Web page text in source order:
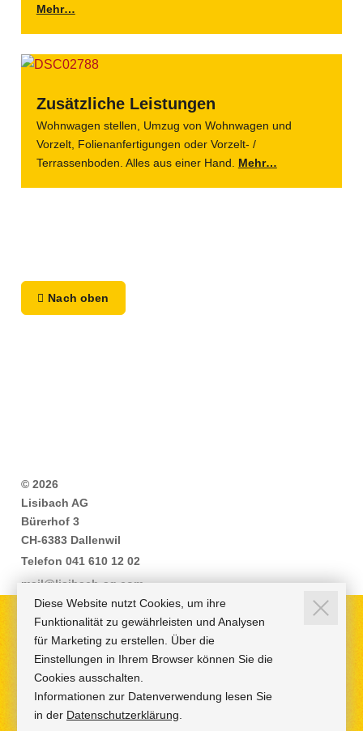
Mehr…
Zusätzliche Leistungen
Wohnwagen stellen, Umzug von Wohnwagen und
Vorzelt, Folienanfertigungen oder Vorzelt- /
Terrassenboden. Alles aus einer Hand. Mehr…
Nach oben
© 2026
Lisibach AG
Bürerhof 3
CH-6383 Dallenwil
Telefon 041 610 12 02
mail@lisibach-ag.com
Nutzungsbestimmungen
Datenschutzerklärung
Impressum
Diese Website nutzt Cookies, um ihre
Funktionalität zu gewährleisten und Analysen
für Marketing zu erstellen. Über die
Einstellungen in Ihrem Browser können Sie die
Cookies ausschalten.
Informationen zur Datenverwendung lesen Sie
in der Datenschutzerklärung.